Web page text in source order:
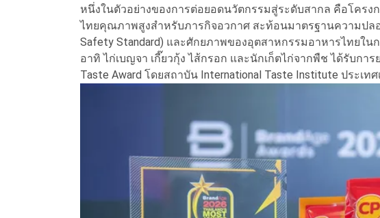
หนึ่งในตัวอย่างของการต่อยอดนวัตกรรมสู่ระดับสากล คือโครงก
ไทยคุณภาพสูงสำหรับภารกิจอวกาศ สะท้อนมาตรฐานความปล
Safety Standard) และศักยภาพของอุตสาหกรรมอาหารไทยใ
อาทิ ไก่เบญจา เกี๊ยวกุ้ง ไส้กรอก และนักเก็ตไก่จากพืช ได้รับกา
Taste Award โดยสถาบัน International Taste Institute ประเทศ